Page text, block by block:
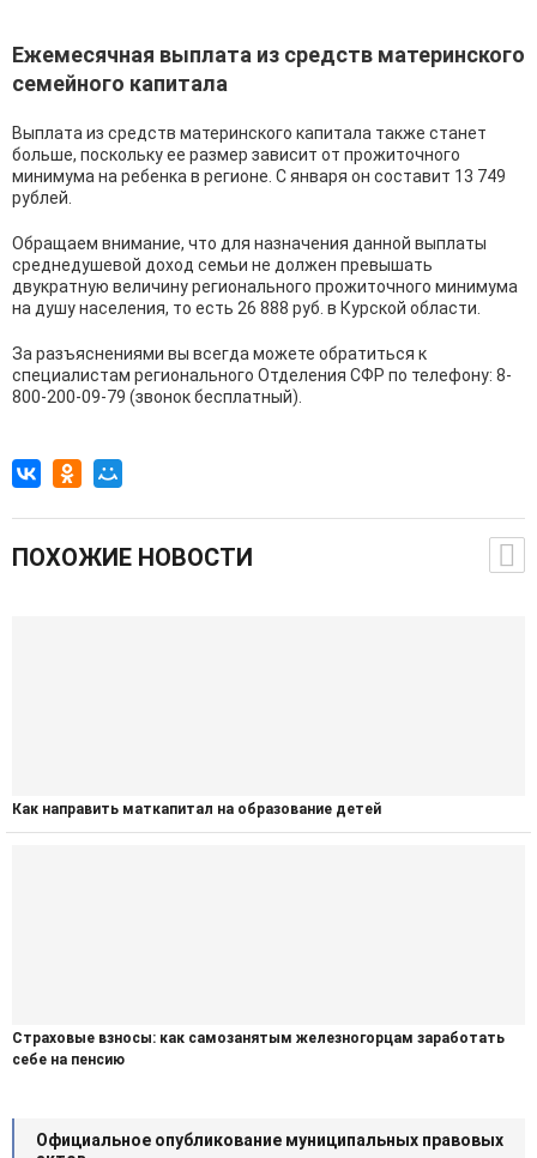
Ежемесячная выплата из средств материнского
семейного капитала
Выплата из средств материнского капитала также станет
больше, поскольку ее размер зависит от прожиточного
минимума на ребенка в регионе. С января он составит 13 749
рублей.
Обращаем внимание, что для назначения данной выплаты
среднедушевой доход семьи не должен превышать
двукратную величину регионального прожиточного минимума
на душу населения, то есть 26 888 руб. в Курской области.
За разъяснениями вы всегда можете обратиться к
специалистам регионального Отделения СФР по телефону: 8-
800-200-09-79 (звонок бесплатный).
ПОХОЖИЕ НОВОСТИ
Как направить маткапитал на образование детей
Страховые взносы: как самозанятым железногорцам заработать
себе на пенсию
Официальное опубликование муниципальных правовых